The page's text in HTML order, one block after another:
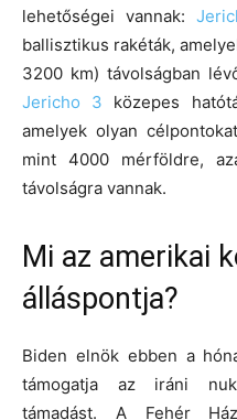
lehetőségei vannak:
ballisztikus rakéták,
3200 km) távolságban
Jericho 3 közepes
amelyek olyan
mint 4000 mérföldre,
távolságra vannak.
Mi az amerikai
álláspontja?
Biden elnök ebben a
támogatja az iráni
támadást. A Fehér